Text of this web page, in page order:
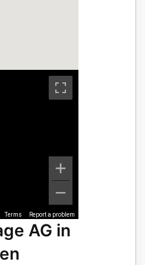
Terms Report a problem
AG in